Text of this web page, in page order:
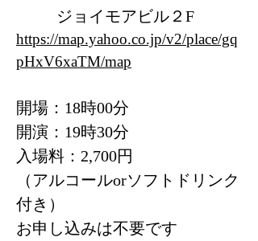
ジョイモアビル２F
https://map.yahoo.co.jp/v2/place/gq
pHxV6xaTM/map
開場：18時00分
開演：19時30分
入場料：2,700円
（アルコールorソフトドリンク
付き）
お申し込みは不要です